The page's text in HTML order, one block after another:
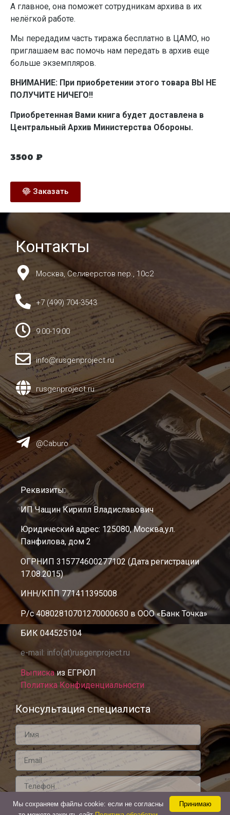
А главное, она поможет сотрудникам архива в их
нелёгкой работе.
Мы передадим часть тиража бесплатно в ЦАМО, но
приглашаем вас помочь нам передать в архив еще
больше экземпляров.
ВНИМАНИЕ: При приобретении этого товара ВЫ НЕ
ПОЛУЧИТЕ НИЧЕГО!!
Приобретенная Вами книга будет доставлена в
Центральный Архив Министерства Обороны.
3500 ₽
Заказать
Контакты
Москва, Селиверстов пер., 10с2
+7 (499) 704-3543
9:00-19:00
info@rusgenproject.ru
гusgenproject.ru
@Caburo
Реквизиты:
ИП Чащин Кирилл Владиславович
Юридический адрес: 125080, Москва,ул.
Панфилова, дом 2
ОГРНИП 315774600277102 (Дата регистрации
17.08.2015)
ИНН/КПП 771411395008
Р/с 40802810701270000630 в ООО «Банк Точка»
БИК 044525104
e-mail: info(at)rusgenproject.ru
Выпискаиз ЕГРЮЛ
Политика Конфиденциальности
Консультация специалиста
Жду звонка!
Принимаю
Мы cохраняем файлы cookie: если не согласны